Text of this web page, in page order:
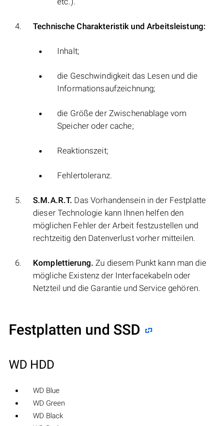
Technische Charakteristik und Arbeitsleistung:
Inhalt;
die Geschwindigkeit das Lesen und die
Informationsaufzeichnung;
die Größe der Zwischenablage vom
Speicher oder cache;
Reaktionszeit;
Fehlertoleranz.
S.M.A.R.T. Das Vorhandensein in der Festplatte
dieser Technologie kann Ihnen helfen den
möglichen Fehler der Arbeit festzustellen und
rechtzeitig den Datenverlust vorher mitteilen.
Komplettierung. Zu diesem Punkt kann man die
mögliche Existenz der Interfacekabeln oder
Netzteil und die Garantie und Service gehören.
Festplatten und SSD
WD HDD
WD Blue
WD Green
WD Black